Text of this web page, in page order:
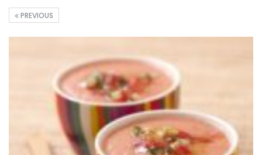
PREVIOUS